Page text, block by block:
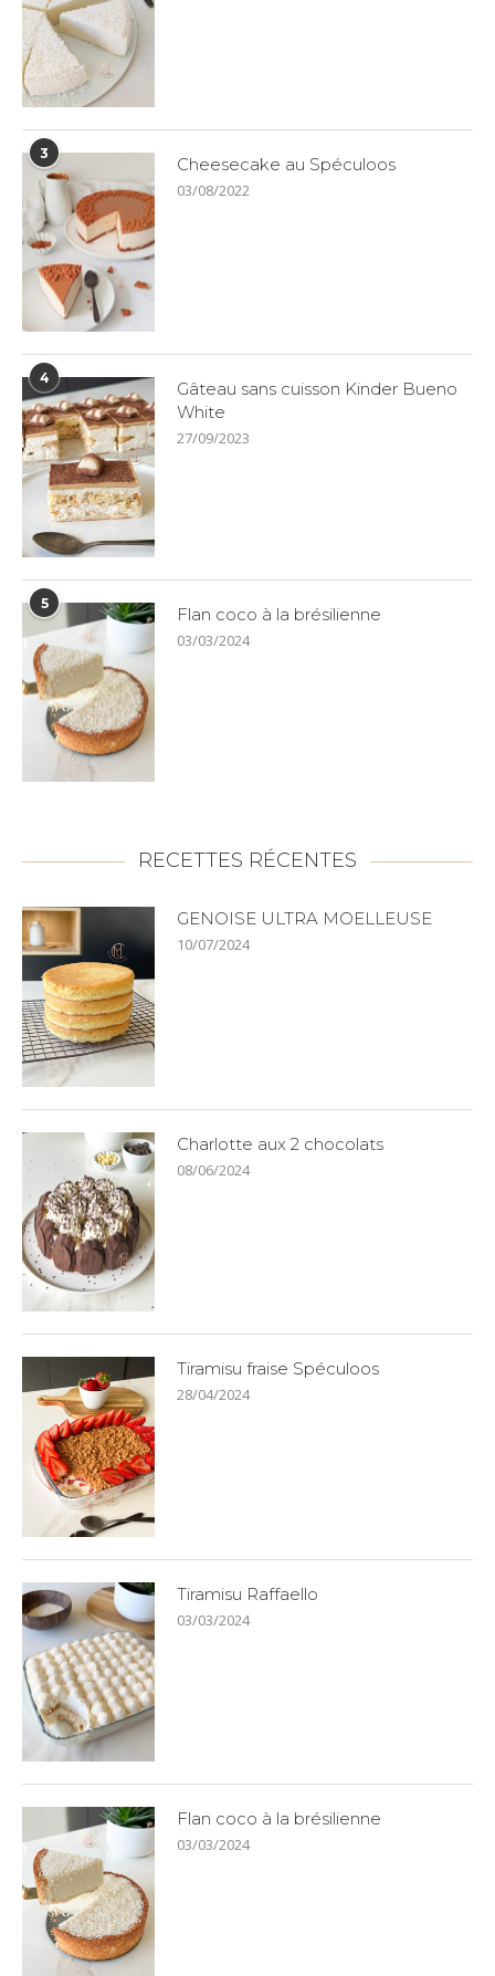
3
Cheesecake au Spéculoos
03/08/2022
4
Gâteau sans cuisson Kinder Bueno
White
27/09/2023
5
Flan coco à la brésilienne
03/03/2024
RECETTES RÉCENTES
GENOISE ULTRA MOELLEUSE
10/07/2024
Charlotte aux 2 chocolats
08/06/2024
Tiramisu fraise Spéculoos
28/04/2024
Tiramisu Raffaello
03/03/2024
Flan coco à la brésilienne
03/03/2024